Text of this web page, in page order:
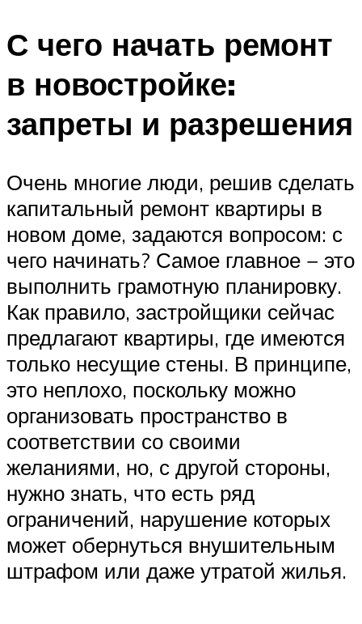
С чего начать ремонт
в новостройке:
запреты и разрешения
Очень многие люди, решив сделать
капитальный ремонт квартиры в
новом доме, задаются вопросом: с
чего начинать? Самое главное − это
выполнить грамотную планировку.
Как правило, застройщики сейчас
предлагают квартиры, где имеются
только несущие стены. В принципе,
это неплохо, поскольку можно
организовать пространство в
соответствии со своими
желаниями, но, с другой стороны,
нужно знать, что есть ряд
ограничений, нарушение которых
может обернуться внушительным
штрафом или даже утратой жилья.